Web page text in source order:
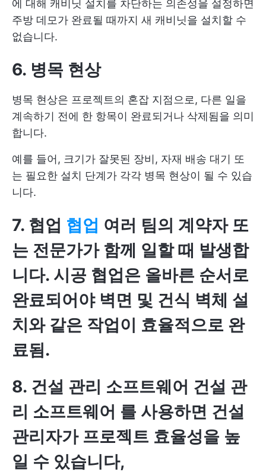
에 대해 캐비닛 설치를 차단하는 의존성을 설정하면
주방 데모가 완료될 때까지 새 캐비닛을 설치할 수
없습니다.
6. 병목 현상
병목 현상은 프로젝트의 혼잡 지점으로, 다른 일을
계속하기 전에 한 항목이 완료되거나 삭제됨을 의미
합니다.
예를 들어, 크기가 잘못된 장비, 자재 배송 대기 또
는 필요한 설치 단계가 각각 병목 현상이 될 수 있습
니다.
7. 협업 협업 여러 팀의 계약자 또
는 전문가가 함께 일할 때 발생합
니다. 시공 협업은 올바른 순서로
완료되어야 벽면 및 건식 벽체 설
치와 같은 작업이 효율적으로 완
료됨.
8. 건설 관리 소프트웨어 건설 관
리 소프트웨어 를 사용하면 건설
관리자가 프로젝트 효율성을 높
일 수 있습니다,